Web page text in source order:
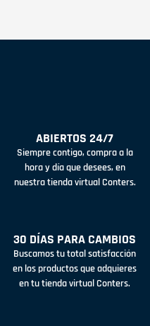
ABIERTOS 24/7
Siempre contigo, compra a la
hora y día que desees, en
nuestra tienda virtual Conters.
30 DÍAS PARA CAMBIOS
Buscamos tu total satisfacción
en los productos que adquieres
en tu tienda virtual Conters.